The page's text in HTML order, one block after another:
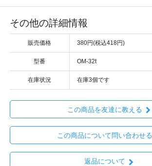
その他の詳細情報
販売価格 380円(税込418円)
型番 OM-32t
在庫状況 在庫3個です
この商品を友達に教える
この商品について問い合わせる
返品について